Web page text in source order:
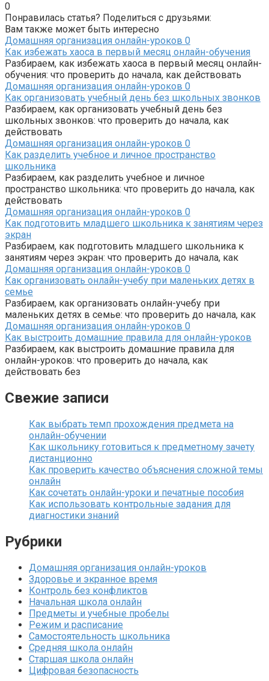
0
Понравилась статья? Поделиться с друзьями:
Вам также может быть интересно
Домашняя организация онлайн-уроков 0
Как избежать хаоса в первый месяц онлайн-обучения
Разбираем, как избежать хаоса в первый месяц онлайн-
обучения: что проверить до начала, как действовать
Домашняя организация онлайн-уроков 0
Как организовать учебный день без школьных звонков
Разбираем, как организовать учебный день без
школьных звонков: что проверить до начала, как
действовать
Домашняя организация онлайн-уроков 0
Как разделить учебное и личное пространство
школьника
Разбираем, как разделить учебное и личное
пространство школьника: что проверить до начала, как
действовать
Домашняя организация онлайн-уроков 0
Как подготовить младшего школьника к занятиям через
экран
Разбираем, как подготовить младшего школьника к
занятиям через экран: что проверить до начала, как
Домашняя организация онлайн-уроков 0
Как организовать онлайн-учебу при маленьких детях в
семье
Разбираем, как организовать онлайн-учебу при
маленьких детях в семье: что проверить до начала, как
Домашняя организация онлайн-уроков 0
Как выстроить домашние правила для онлайн-уроков
Разбираем, как выстроить домашние правила для
онлайн-уроков: что проверить до начала, как
действовать без
Свежие записи
Как выбрать темп прохождения предмета на
онлайн-обучении
Как школьнику готовиться к предметному зачету
дистанционно
Как проверить качество объяснения сложной темы
онлайн
Как сочетать онлайн-уроки и печатные пособия
Как использовать контрольные задания для
диагностики знаний
Рубрики
Домашняя организация онлайн-уроков
Здоровье и экранное время
Контроль без конфликтов
Начальная школа онлайн
Предметы и учебные пробелы
Режим и расписание
Самостоятельность школьника
Средняя школа онлайн
Старшая школа онлайн
Цифровая безопасность